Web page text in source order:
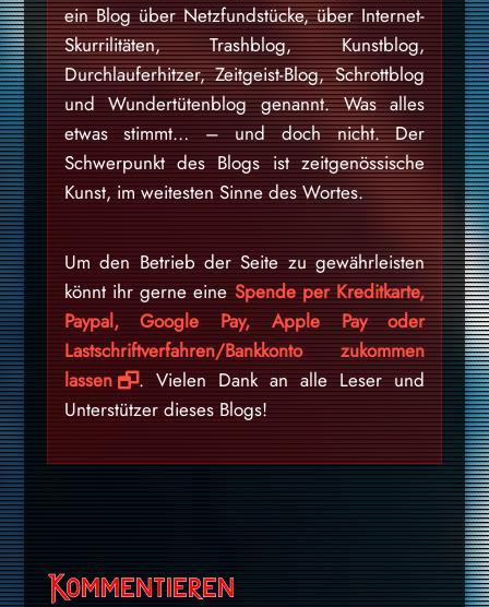
ein Blog über Netzfundstücke, über Internet-
Skurrilitäten, Trashblog, Kunstblog,
Durchlauferhitzer, Zeitgeist-Blog, Schrottblog
und Wundertütenblog genannt. Was alles
etwas stimmt… – und doch nicht. Der
Schwerpunkt des Blogs ist zeitgenössische
Kunst, im weitesten Sinne des Wortes.
Um den Betrieb der Seite zu gewährleisten
könnt ihr gerne eineSpende per Kreditkarte,
Paypal, Google Pay, Apple Pay oder
Lastschriftverfahren/Bankkonto zukommen
lassen
. Vielen Dank an alle Leser und
Unterstützer dieses Blogs!
Kommentieren